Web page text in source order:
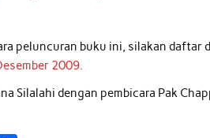
peluncuran buku ini, silakan daftar
2009.
Silalahi dengan pembicara Pak